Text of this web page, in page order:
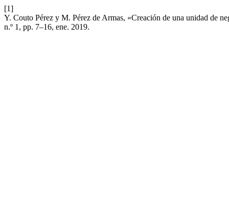
[1]
Y. Couto Pérez y M. Pérez de Armas, «Creación de una unidad de
n.º 1, pp. 7–16, ene. 2019.